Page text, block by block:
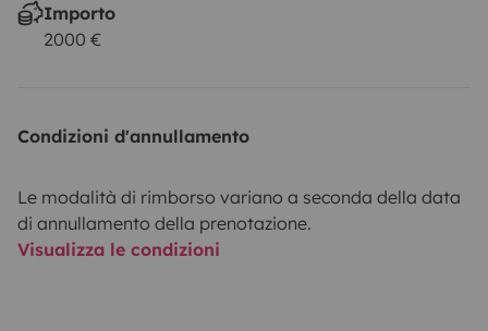
Importo
2000 €
Condizioni d'annullamento
Le modalità di rimborso variano a seconda della data
di annullamento della prenotazione.
Visualizza le condizioni